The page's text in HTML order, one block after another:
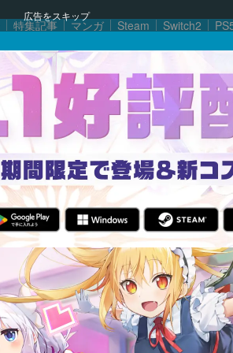
広告をスキップ
特集記事 マンガ Steam Switch2